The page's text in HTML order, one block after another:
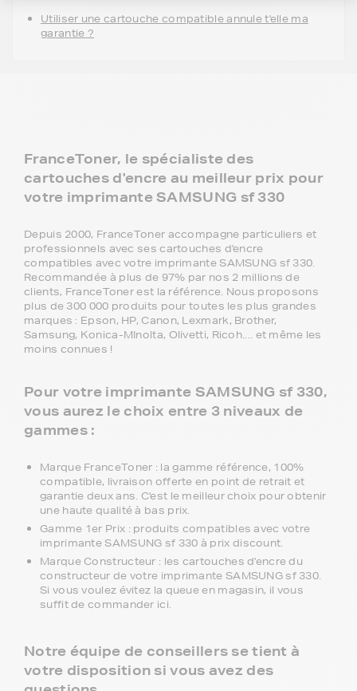
Utiliser une cartouche compatible annule t'elle ma
garantie ?
FranceToner, le spécialiste des
cartouches d'encre au meilleur prix pour
votre imprimante SAMSUNG sf 330
Depuis 2000, FranceToner accompagne particuliers et
professionnels avec ses cartouches d'encre
compatibles avec votre imprimante SAMSUNG sf 330.
Recommandée à plus de 97% par nos 2 millions de
clients, FranceToner est la référence. Nous proposons
plus de 300 000 produits pour toutes les plus grandes
marques : Epson, HP, Canon, Lexmark, Brother,
Samsung, Konica-MInolta, Olivetti, Ricoh.... et même les
moins connues !
Pour votre imprimante SAMSUNG sf 330,
vous aurez le choix entre 3 niveaux de
gammes :
Marque FranceToner : la gamme référence, 100%
compatible, livraison offerte en point de retrait et
garantie deux ans. C'est le meilleur choix pour obtenir
une haute qualité à bas prix.
Gamme 1er Prix : produits compatibles avec votre
imprimante SAMSUNG sf 330 à prix discount.
Marque Constructeur : les cartouches d'encre du
constructeur de votre imprimante SAMSUNG sf 330.
Si vous voulez évitez la queue en magasin, il vous
suffit de commander ici.
Notre équipe de conseillers se tient à
votre disposition si vous avez des